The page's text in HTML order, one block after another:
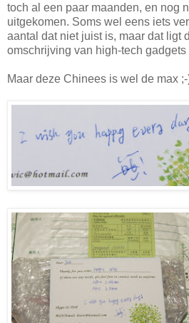
toch al een paar maanden, en nog
uitgekomen. Soms wel eens iets
aantal dat niet juist is, maar dat ligt
omschrijving van high-tech
Maar deze Chinees is wel de max